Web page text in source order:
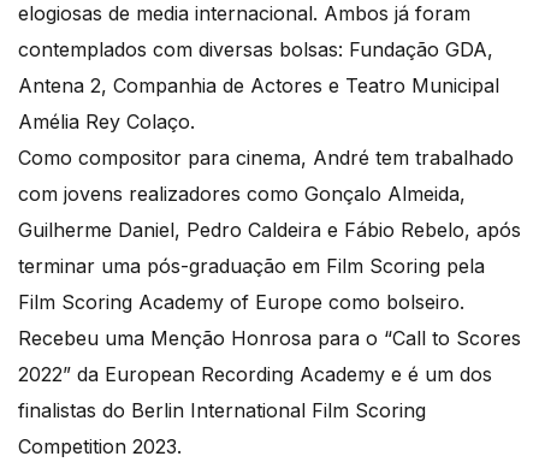
elogiosas de media internacional. Ambos já foram
contemplados com diversas bolsas: Fundação GDA,
Antena 2, Companhia de Actores e Teatro Municipal
Amélia Rey Colaço.
Como compositor para cinema, André tem trabalhado
com jovens realizadores como Gonçalo Almeida,
Guilherme Daniel, Pedro Caldeira e Fábio Rebelo, após
terminar uma pós-graduação em Film Scoring pela
Film Scoring Academy of Europe como bolseiro.
Recebeu uma Menção Honrosa para o “Call to Scores
2022” da European Recording Academy e é um dos
finalistas do Berlin International Film Scoring
Competition 2023.